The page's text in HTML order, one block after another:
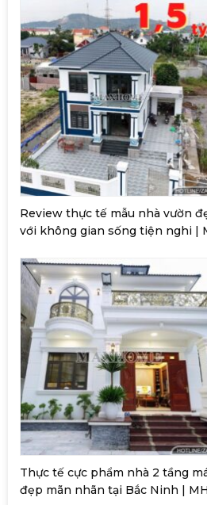
Review thực tế mẫu nhà vườn
với không gian sống tiện nghi |
Thực tế cực phẩm nhà 2 tầng
đẹp mãn nhãn tại Bắc Ninh |